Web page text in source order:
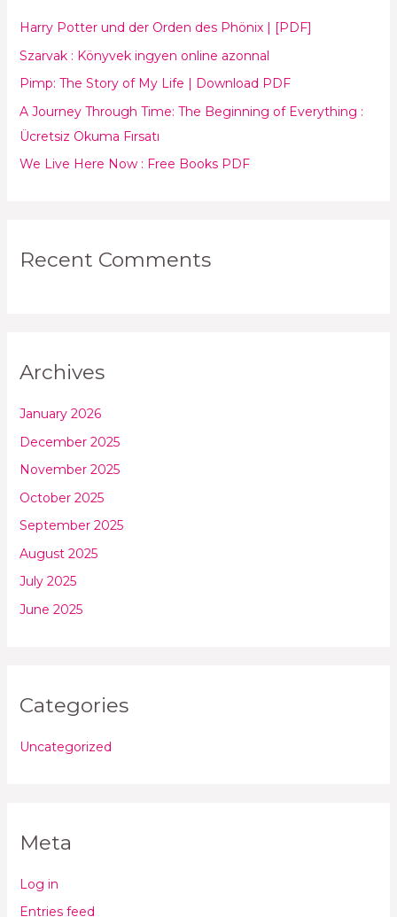
f
o
r
:
Harry Potter und der Orden des Phönix | [PDF]
Szarvak : Könyvek ingyen online azonnal
Pimp: The Story of My Life | Download PDF
A Journey Through Time: The Beginning of Everything :
Ücretsiz Okuma Fırsatı
We Live Here Now : Free Books PDF
Recent Comments
Archives
January 2026
December 2025
November 2025
October 2025
September 2025
August 2025
July 2025
June 2025
Categories
Uncategorized
Meta
Log in
Entries feed